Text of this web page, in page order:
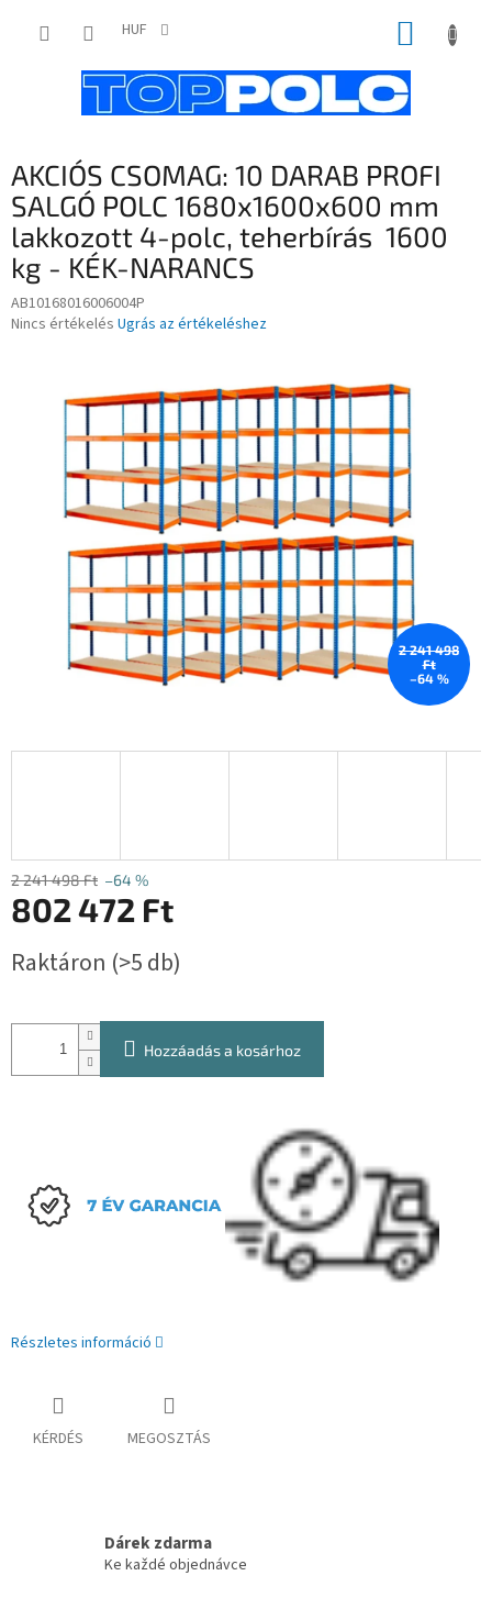
HUF KOSÁR
AKCIÓS CSOMAG: 10 DARAB PROFI
SALGÓ POLC 1680x1600x600 mm
lakkozott 4-polc, teherbírás 1600
kg - KÉK-NARANCS
AB10168016006004P
A
Nincs értékelés Ugrás az értékeléshez
2 241 498
Ft
–64 %
2 241 498 Ft –64 %
802 472 Ft
Raktáron (>5 db)
Hozzáadás a kosárhoz
Részletes információ
KÉRDÉS MEGOSZTÁS
Dárek zdarma
Ke každé objednávce